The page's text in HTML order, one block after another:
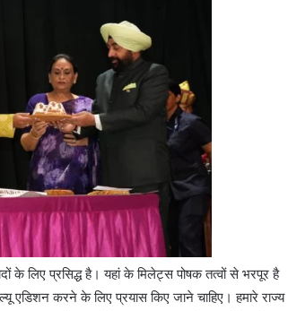
के लिए प्रसिद्ध है। यहां के मिलेट्स पोषक तत्वों से भरपूर है
एडिशन करने के लिए प्रयास किए जाने चाहिए। हमारे राज्य